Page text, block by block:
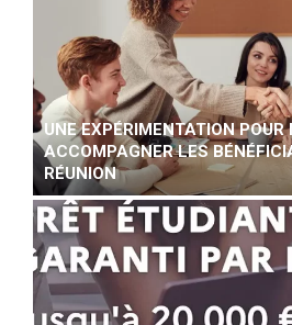
UNE EXPÉRIMENTATION POUR
ACCOMPAGNER LES
RÉUNION